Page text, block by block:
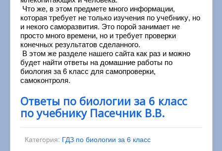
Что же, в этом предмете много информации,
которая требует не только изучения по учебнику, но
и некого саморазвития. Это порой занимает не
просто много времени, но и требует проверки
конечных результатов сделанного.
В этом же разделе нашего сайта как раз и можно
будет найти ответы на домашние работы по
биология за 6 класс для самопроверки,
самоконтроля.
Ответы по биологии за 6 класс
по учебнику Пасечник В.В.
Категория: ГДЗ по биологии за 6 класс